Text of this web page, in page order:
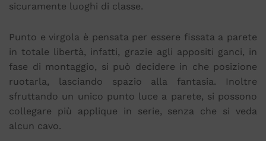
sicuramente luoghi di classe.
Punto e virgola è pensata per essere fissata a parete
in totale libertà, infatti, grazie agli appositi ganci, in
fase di montaggio, si può decidere in che posizione
ruotarla, lasciando spazio alla fantasia. Inoltre
sfruttando un unico punto luce a parete, si possono
collegare più applique in serie, senza che si veda
alcun cavo.